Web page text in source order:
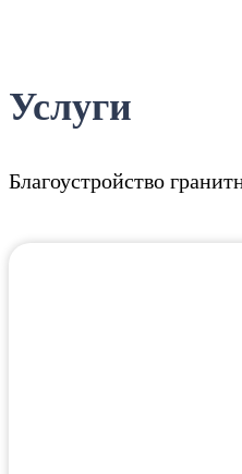
Услуги
Благоустройство